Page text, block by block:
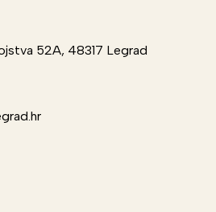
52A, 48317 Legrad